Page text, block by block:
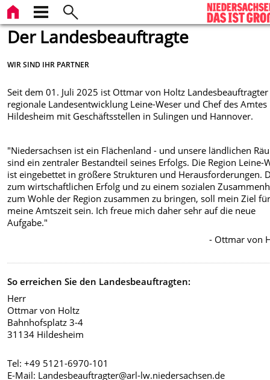
Der Landesbeauftragte
WIR SIND IHR PARTNER
Seit dem 01. Juli 2025 ist Ottmar von Holtz
regionale Landesentwicklung Leine-Weser und Chef des Amtes
Hildesheim mit Geschäftsstellen in Sulingen und Hannover.
"Niedersachsen ist ein Flächenland - und unsere ländlichen
sind ein zentraler Bestandteil seines Erfolgs. Die Region Leine-
ist eingebettet in größere Strukturen und Herausforderungen.
zum wirtschaftlichen Erfolg und zu einem sozialen
zum Wohle der Region zusammen zu bringen, soll mein Ziel
meine Amtszeit sein. Ich freue mich daher sehr auf die neue
Aufgabe."
- Ottmar von
So erreichen Sie den Landesbeauftragten:
Herr
Ottmar von Holtz
Bahnhofsplatz 3-4
31134 Hildesheim
Tel: +49 5121-6970-101
E-Mail: Landesbeauftragter@arl-lw.niedersachsen.de